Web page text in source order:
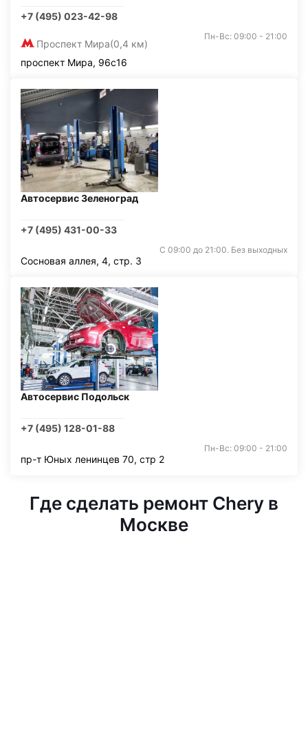
+7 (495) 023-42-98
Проспект Мира(0,4 км)
Пн-Вс: 09:00 - 21:00
проспект Мира, 96с16
Автосервис Зеленоград
+7 (495) 431-00-33
С 09:00 до 21:00. Без выходных
Сосновая аллея, 4, стр. 3
Автосервис Подольск
+7 (495) 128-01-88
Пн-Вс: 09:00 - 21:00
пр-т Юных ленинцев 70, стр 2
Где сделать ремонт Chery в
Москве